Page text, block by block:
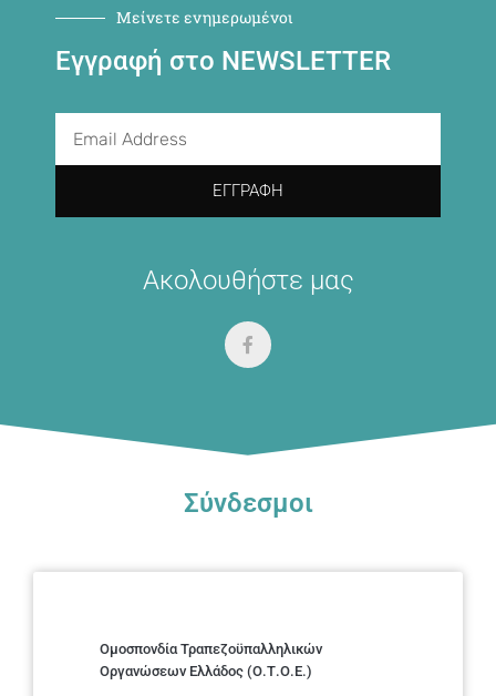
Μείνετε ενημερωμένοι
Εγγραφή στο NEWSLETTER
ΕΓΓΡΑΦΉ
Ακολουθήστε μας
Σύνδεσμοι
Ομοσπονδία Τραπεζοϋπαλληλικών
Οργανώσεων Ελλάδος (Ο.Τ.Ο.Ε.)